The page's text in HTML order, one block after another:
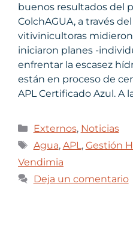
buenos resultados del
ColchAGUA, a través
vitivinicultoras
iniciaron planes -
enfrentar la escasez
están en proceso de
APL Certificado Azul. A
Externos, Noticias
Agua, APL , Gestión
Vendimia
Deja un comentario